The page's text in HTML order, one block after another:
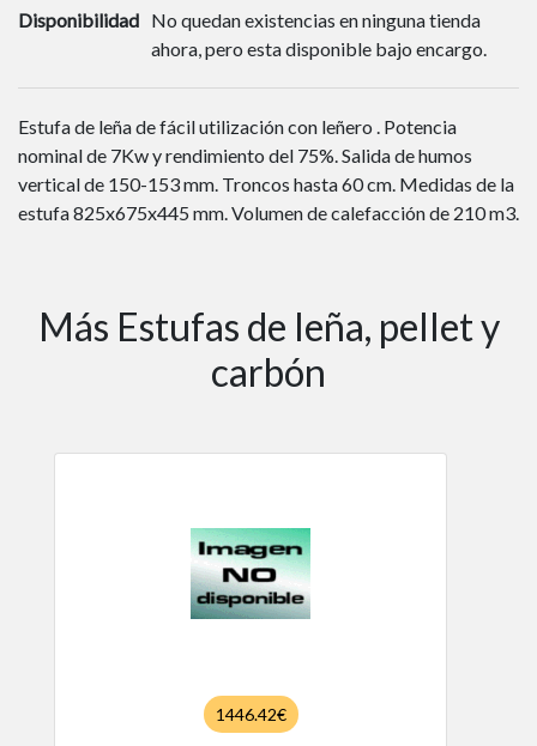
Disponibilidad No quedan existencias en ninguna tienda
ahora, pero esta disponible bajo encargo.
Estufa de leña de fácil utilización con leñero . Potencia
nominal de 7Kw y rendimiento del 75%. Salida de humos
vertical de 150-153 mm. Troncos hasta 60 cm. Medidas de la
estufa 825x675x445 mm. Volumen de calefacción de 210 m3.
Más Estufas de leña, pellet y
carbón
1446.42€